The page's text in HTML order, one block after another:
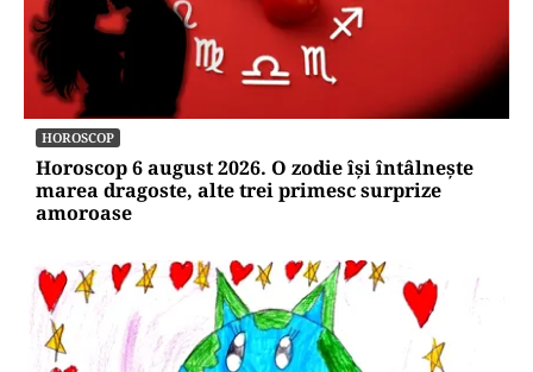
HOROSCOP
Horoscop 6 august 2026. O zodie își întâlnește
marea dragoste, alte trei primesc surprize
amoroase